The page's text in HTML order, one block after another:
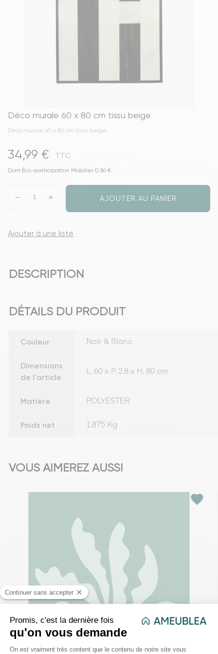
Déco murale 60 x 80 cm tissu beige
Déco murale 60 x 80 cm tissu beige
34,99 € TTC
Dont Éco-participation Mobilier 0.86 €
AJOUTER AU PANIER
Ajouter à une liste
DESCRIPTION
DÉTAILS DU PRODUIT
Couleur Noir & Blanc
Dimensions
de l'article
L. 60 x P. 2,8 x H. 80 cm
Matière POLYESTER
Poids net 1.875 Kg
VOUS AIMEREZ AUSSI
favorite